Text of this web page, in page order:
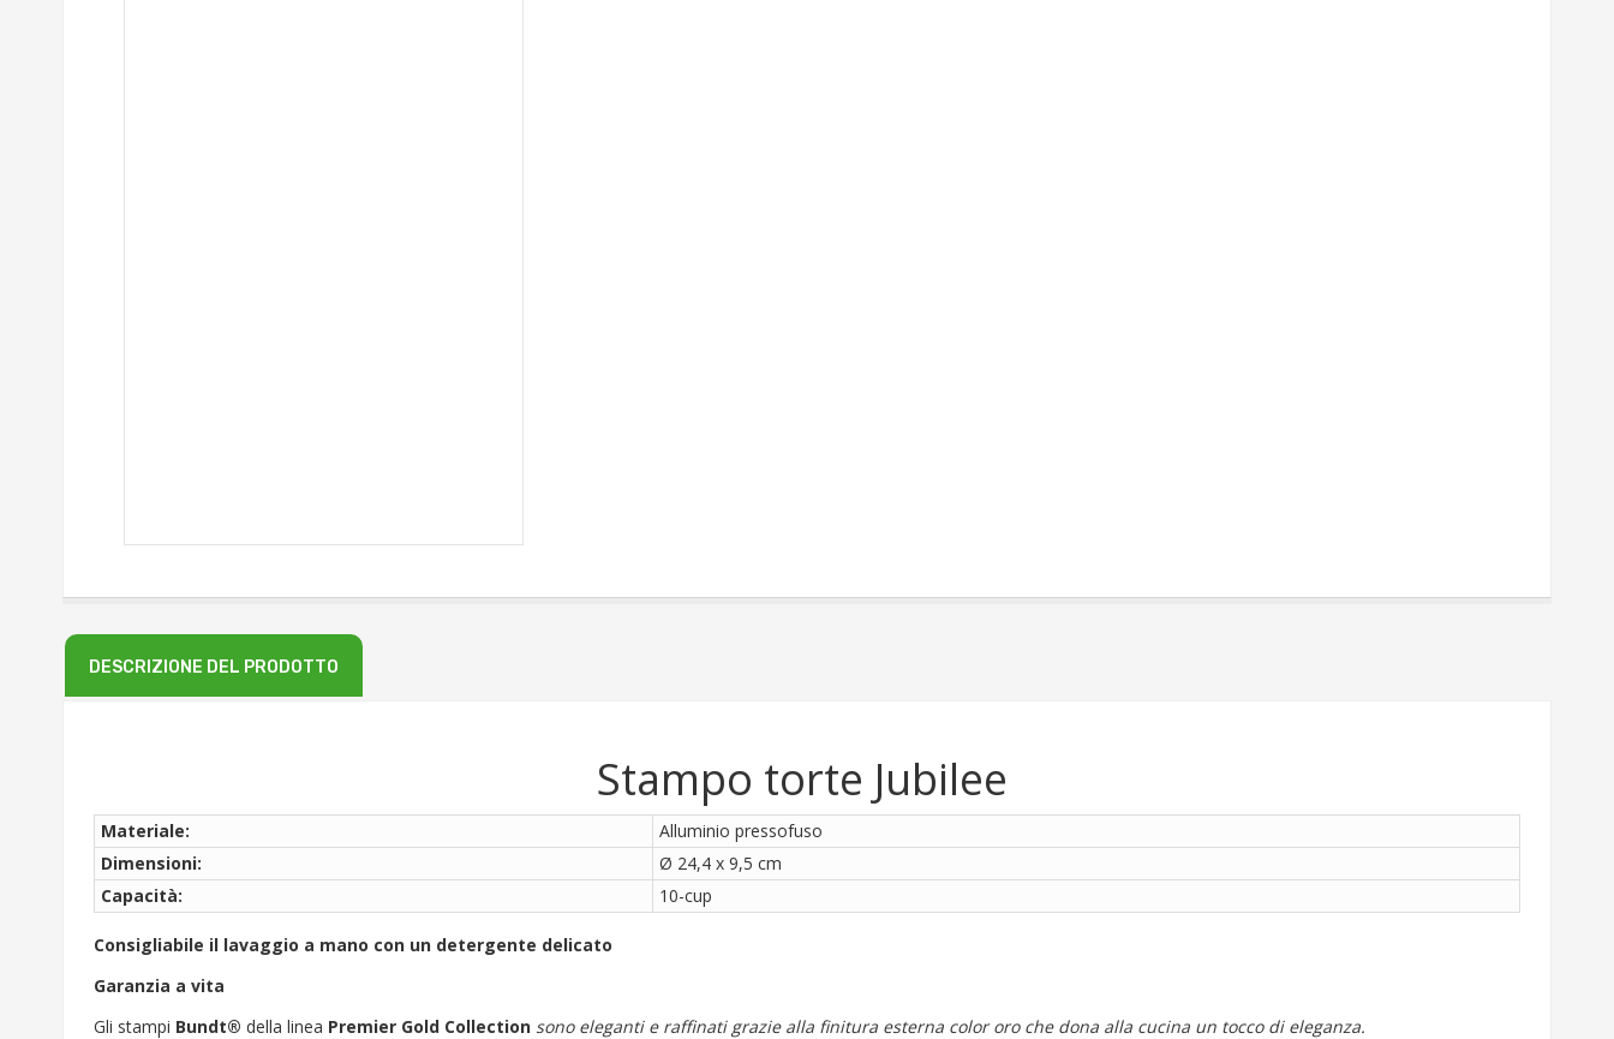
DESCRIZIONE DEL PRODOTTO
Stampo torte Jubilee
Materiale:
Alluminio pressofuso
Dimensioni:
Ø 24,4 x 9,5 cm
Capacità:
10-cup
Consigliabile il lavaggio a mano con un detergente delicato
Garanzia a vita
Gli stampi Bundt® della linea Premier Gold Collection sono eleganti e raffinati grazie alla finitura esterna color oro che dona alla cucina un tocco di eleganza.